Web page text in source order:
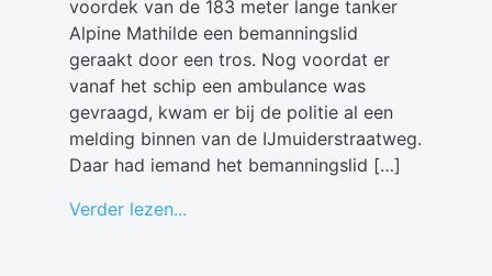
voordek van de 183 meter lange tanker
Alpine Mathilde een bemanningslid
geraakt door een tros. Nog voordat er
vanaf het schip een ambulance was
gevraagd, kwam er bij de politie al een
melding binnen van de IJmuiderstraatweg.
Daar had iemand het bemanningslid […]
Verder lezen...